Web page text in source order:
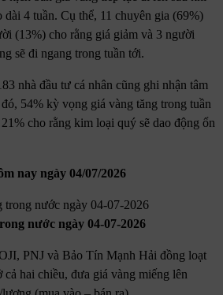
4 tuần. Cụ thể, 11 chuyên gia (69%)
(13%) cho rằng giá giảm và 3 người
sẽ đi ngang trong tuần tới.
nhà đầu tư cá nhân cũng ghi nhận tâm
54% kỳ vọng giá vàng tăng trong tuần
cho rằng kim loại quý sẽ dao động ổn
nay ngày 04/07/2026
nước ngày 04-07-2026
PNJ và Bảo Tín Mạnh Hải đồng loạt
hai chiều, đưa giá vàng miếng lên